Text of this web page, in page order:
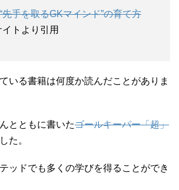
先手を取るGKマインド”の育て方
トより引用
いる書籍は何度か読んだことがありま
とともに書いたゴールキーパー「超」
た。
ッドでも多くの学びを得ることができ